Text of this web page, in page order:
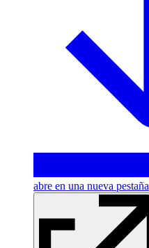
abre en una nueva pestaña